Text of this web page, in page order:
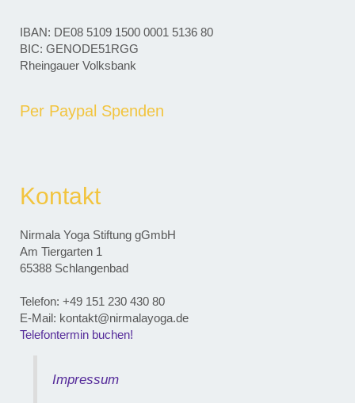
IBAN: DE08 5109 1500 0001 5136 80
BIC: GENODE51RGG
Rheingauer Volksbank
Per Paypal Spenden
Kontakt
Nirmala Yoga Stiftung gGmbH
Am Tiergarten 1
65388 Schlangenbad
Telefon: ‭+49 151 230 430 80‬
E-Mail: kontakt@nirmalayoga.de
Telefontermin buchen!
Impressum